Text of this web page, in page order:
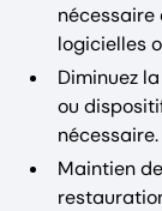
nécessaire
logicielles
Diminuez
ou
nécessaire.
Maintien